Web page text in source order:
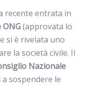
recente entrata in
ONG(approvata lo
si è rivelata uno
la società civile. Il
Nazionale
sospendere le